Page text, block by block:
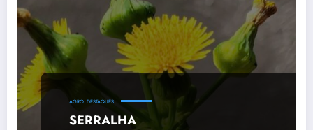
AGRO DESTAQUES
SERRALHA